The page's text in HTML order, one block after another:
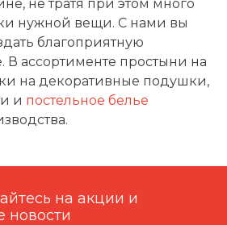
не тратя при этом много
нужной вещи. С нами вы
благоприятную
В ассортименте простыни на
на декоративные подушки,
и постельное белье
на акции и
новости